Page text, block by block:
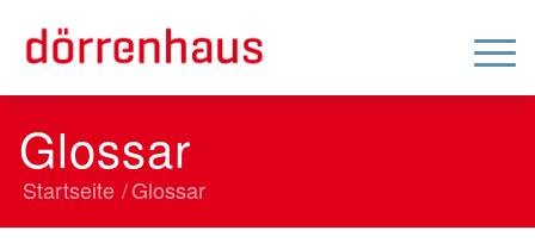
Glossar
Startseite /Glossar